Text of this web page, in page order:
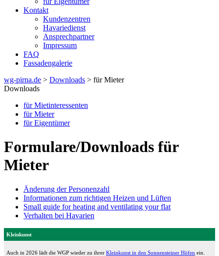
Kontakt
Kundenzentren
Havariedienst
Ansprechpartner
Impressum
FAQ
Fassadengalerie
wg-pirna.de > Downloads > für Mieter
Downloads
für Mietinteressenten
für Mieter
für Eigentümer
Formulare/Downloads für
Mieter
Änderung der Personenzahl
Informationen zum richtigen Heizen und Lüften
Small guide for heating and ventilating your flat
Verhalten bei Havarien
Kleinkunst
Auch in 2026 lädt die WGP wieder zu ihrer Kleinkunst in den Sonnensteiner Höfen ein.